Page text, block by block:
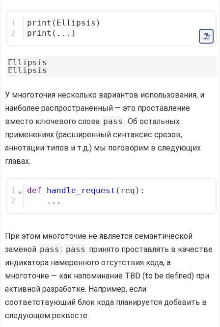
1
2
print(Ellipsis)
print(...)
Ellipsis
У многоточия несколько вариантов использования, и
наиболее распространенный — это проставление
вместо ключевого слова pass . Об остальных
применениях (расширенный синтаксис срезов,
аннотации типов и т.д.) мы поговорим в следующих
главах.
1
2
⌄ def handle_request (req):
    ...
При этом многоточие не является семантической
заменой pass : pass принято проставлять в качестве
индикатора намеренного отсутствия кода, а
многоточие — как напоминание TBD (to be defined) при
активной разработке. Например, если
соответствующий блок кода планируется добавить в
следующем реквесте.